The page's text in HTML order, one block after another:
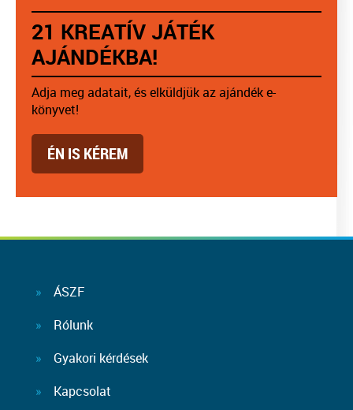
21 KREATÍV JÁTÉK
AJÁNDÉKBA!
Adja meg adatait, és elküldjük az ajándék e-
könyvet!
ÉN IS KÉREM
ÁSZF
Rólunk
Gyakori kérdések
Kapcsolat